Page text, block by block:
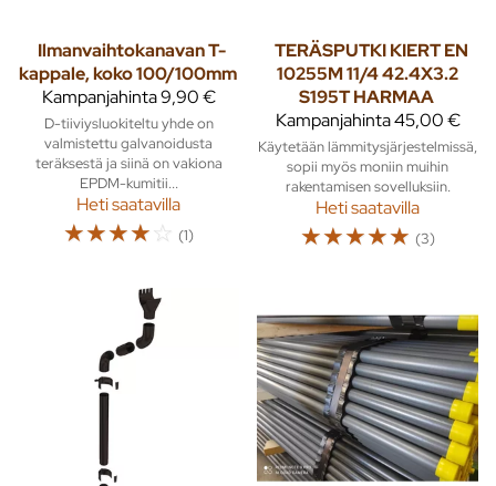
Ilmanvaihtokanavan T-
kappale, koko 100/100mm
Kampanjahinta9,90 €
D-tiiviysluokiteltu yhde on
valmistettu galvanoidusta
teräksestä ja siinä on vakiona
EPDM-kumitii...
Heti saatavilla
☆☆☆☆☆ (1)
TERÄSPUTKI KIERT EN
10255M 11/4 42.4X3.2
S195T HARMAA
Kampanjahinta45,00 €
Käytetään lämmitysjärjestelmissä,
sopii myös moniin muihin
rakentamisen sovelluksiin.
Heti saatavilla
☆☆☆☆☆ (3)